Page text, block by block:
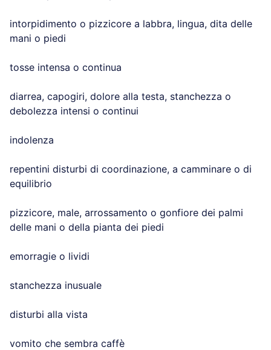
intorpidimento o pizzicore a labbra, lingua, dita delle
mani o piedi
tosse intensa o continua
diarrea, capogiri, dolore alla testa, stanchezza o
debolezza intensi o continui
indolenza
repentini disturbi di coordinazione, a camminare o di
equilibrio
pizzicore, male, arrossamento o gonfiore dei palmi
delle mani o della pianta dei piedi
emorragie o lividi
stanchezza inusuale
disturbi alla vista
vomito che sembra caffè